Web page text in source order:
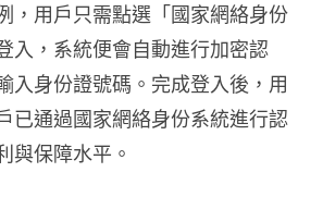
，用戶只需點選「國家網絡身份
入，系統便會自動進行加密認
入身份證號碼。完成登入後，用
已通過國家網絡身份系統進行認
與保障水平。